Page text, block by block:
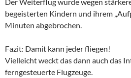
begeisterten Kindern und ihrem
Minuten abgebrochen.
Fazit: Damit kann jeder fliegen!
Vielleicht weckt das dann auch das
ferngesteuerte Flugzeuge.